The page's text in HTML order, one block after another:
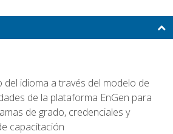
del idioma a través del modelo de
de la plataforma EnGen para
de grado, credenciales y
capacitación